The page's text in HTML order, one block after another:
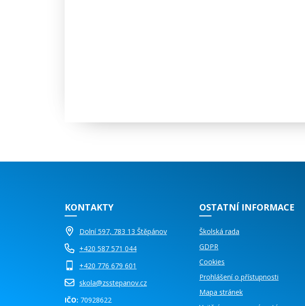
KONTAKTY
Dolní 597, 783 13 Štěpánov
+420 587 571 044
+420 776 679 601
skola@zsstepanov.cz
IČO: 70928622
OSTATNÍ INFORMACE
Školská rada
GDPR
Cookies
Prohlášení o přístupnosti
Mapa stránek